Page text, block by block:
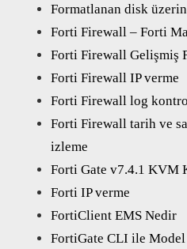
Formatlanan disk
Forti Firewall – Forti
Forti Firewall Gelişmiş
Forti Firewall IP verme
Forti Firewall log
Forti Firewall tarih ve
izleme
Forti Gate v7.4.1 KVM
Forti IP verme
FortiClient EMS Nedir
FortiGate CLI ile Model